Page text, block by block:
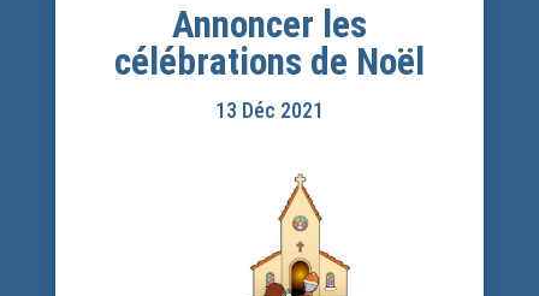
Annoncer les
célébrations de Noël
13 Déc 2021